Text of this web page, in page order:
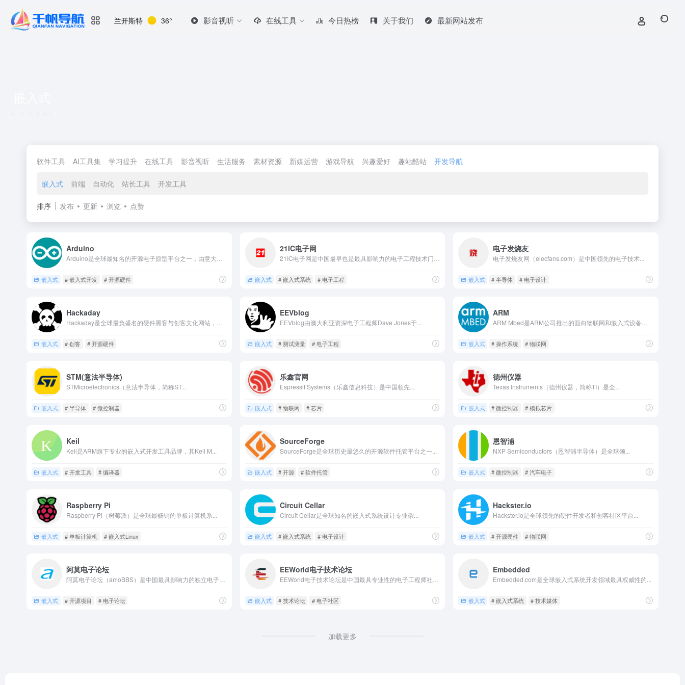
兰开斯特 36° 影音视听 在线工具 今日热榜 关于我们 最新网站发布
软件工具 AI工具集 学习提升 在线工具 影音视听 生活服务 素材资源 新媒运营 游戏导航 兴趣爱好 趣站酷站 开发导航
嵌入式 前端 自动化 站长工具 开发工具
排序 发布 更新 浏览 点赞
Arduino
嵌入式 # 嵌入式开发 # 开源硬件
21IC电子网
嵌入式 # 嵌入式系统 # 电子工程
电子发烧友
电子发烧友网（elecfans.com）是中国领先的电子技术...
嵌入式 # 半导体 # 电子设计
Hackaday
嵌入式 # 创客 # 开源硬件
EEVblog
EEVblog由澳大利亚资深电子工程师Dave Jones于...
嵌入式 # 测试测量 # 电子工程
ARM
嵌入式 # 操作系统 # 物联网
STM(意法半导体)
STMicroelectronics（意法半导体，简称ST...
嵌入式 # 半导体 # 微控制器
乐鑫官网
Espressif Systems（乐鑫信息科技）是中国领先...
嵌入式 # 物联网 # 芯片
德州仪器
Texas Instruments（德州仪器，简称TI）是全...
嵌入式 # 微控制器 # 模拟芯片
Keil
Keil是ARM旗下专业的嵌入式开发工具品牌，其Keil M...
嵌入式 # 开发工具 # 编译器
SourceForge
SourceForge是全球历史最悠久的开源软件托管平台之一...
嵌入式 # 开源 # 软件托管
恩智浦
NXP Semiconductors（恩智浦半导体）是全球领...
嵌入式 # 微控制器 # 汽车电子
Raspberry Pi
Raspberry Pi（树莓派）是全球最畅销的单板计算机系...
嵌入式 # 单板计算机 # 嵌入式Linux
Circuit Cellar
Circuit Cellar是全球知名的嵌入式系统设计专业杂...
嵌入式 # 嵌入式系统 # 电子设计
Hackster.io
Hackster.io是全球领先的硬件开发者和创客社区平台...
嵌入式 # 开源硬件 # 物联网
阿莫电子论坛
嵌入式 # 开源项目 # 电子论坛
EEWorld电子技术论坛
嵌入式 # 技术论坛 # 电子社区
Embedded
Embedded.com是全球嵌入式系统开发领域最具权威性的...
嵌入式 # 嵌入式系统 # 技术媒体
加载更多